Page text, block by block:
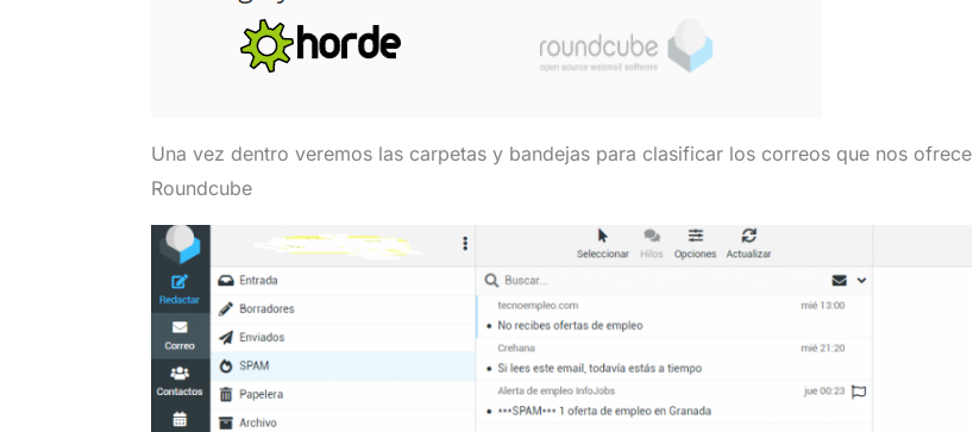
Una vez dentro veremos las carpetas y bandejas para clasificar los correos que nos ofrece
Roundcube